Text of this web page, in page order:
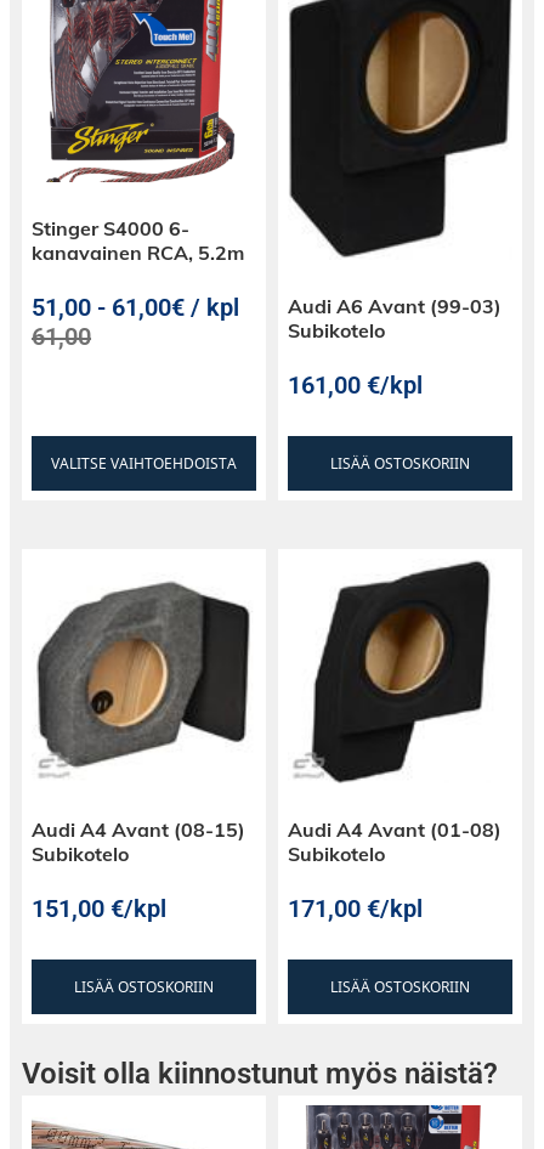
pulttiin ja liittimiin käy 10 mm2 kaapeli.
Stinger S4000 6-
kanavainen RCA, 5.2m
51,00 - 61,00€ / kpl
61,00
VALITSE VAIHTOEHDOISTA
Audi A6 Avant (99-03)
Subikotelo
161,00€/kpl
LISÄÄ OSTOSKORIIN
Audi A4 Avant (08-15)
Subikotelo
151,00€/kpl
LISÄÄ OSTOSKORIIN
Audi A4 Avant (01-08)
Subikotelo
171,00€/kpl
LISÄÄ OSTOSKORIIN
Voisit olla kiinnostunut myös näistä?